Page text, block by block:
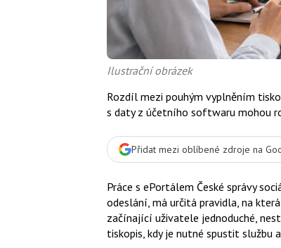
Ilustrační obrázek
Rozdíl mezi pouhým vyplněním
s daty z účetního softwaru mohou
Přidat mezi oblíbené zdroje na
Práce s ePortálem České správy
odeslání, má určitá pravidla, na
začínající uživatele jednoduché,
tiskopis, kdy je nutné spustit službu